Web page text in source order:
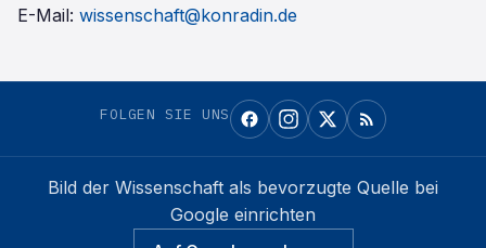
E-Mail: wissenschaft@konradin.de
FOLGEN SIE UNS
Bild der Wissenschaft als bevorzugte Quelle bei
Google einrichten